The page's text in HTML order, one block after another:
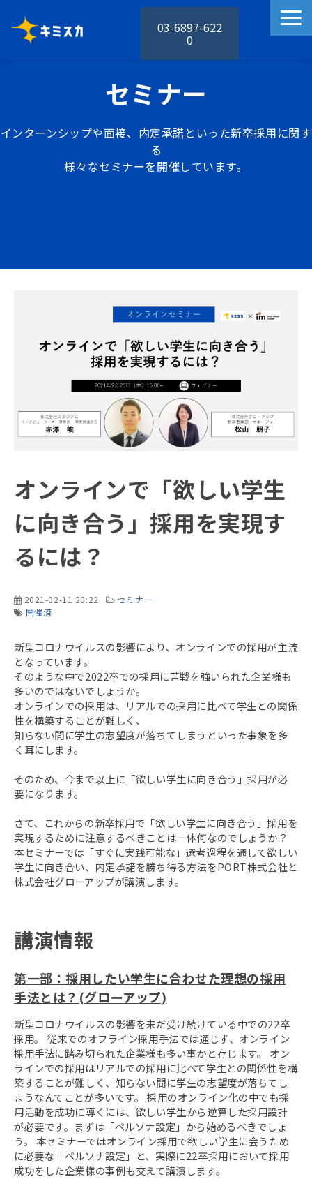
03-6897-622
0
キミスカの機能
料金プラン
お役立ち資料
セミナー
インターンシップや面接、内定承諾といった新卒採用に関す
る
様々なセミナーを開催しています。
オンラインで「欲しい学生
に向き合う」採用を実現す
るには？
2021-02-11 20:22
セミナー
開催済
新型コロナウイルスの影響により、オンラインでの採用が主流
となっています。
そのような中で2022卒での採用に苦戦を強いられた企業様も
多いのではないでしょうか。
オンラインでの採用は、リアルでの採用に比べて学生との関係
性を構築することが難しく、
知らない間に学生の志望度が落ちてしまうといった事象を多
く耳にします。
そのため、今まで以上に「欲しい学生に向き合う」採用が必
要になります。
さて、これからの新卒採用で「欲しい学生に向き合う」採用を
実現するために注意するべきことは一体何なのでしょうか？
本セミナーでは「すぐに実践可能な」選考過程を通して欲しい
学生に向き合い、内定承諾を勝ち得る方法をPORT株式会社と
株式会社グローアップが講演します。
講演情報
第一部：採用したい学生に合わせた理想の採用
手法とは？(グローアップ)
新型コロナウイルスの影響を未だ受け続けている中での22卒
採用。 従来でのオフライン採用手法では通じず、オンライン
採用手法に踏み切られた企業様も多い事かと存じます。 オン
ラインでの採用はリアルでの採用に比べて学生との関係性を構
築することが難しく、知らない間に学生の志望度が落ちてし
まうなんてことが多いです。 採用のオンライン化の中でも採
用活動を成功に導くには、欲しい学生から逆算した採用設計
が必要です。まずは「ペルソナ設定」から始めるべきでしょ
う。 本セミナーではオンライン採用で欲しい学生に会うため
に必要な「ペルソナ設定」と、実際に22卒採用において採用
成功をした企業様の事例も交えて講演します。